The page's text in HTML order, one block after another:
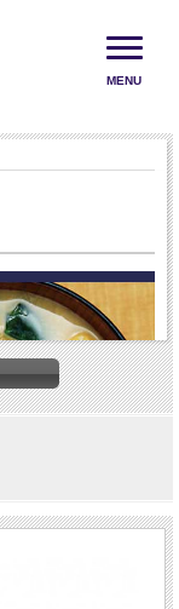
MENU